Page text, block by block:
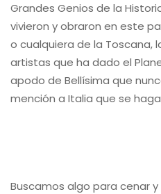
Grandes Genios de la
vivieron y obraron en este
o cualquiera de la Toscana,
artistas que ha dado el
apodo de Bellísima que
mención a Italia que se
Buscamos algo para cenar